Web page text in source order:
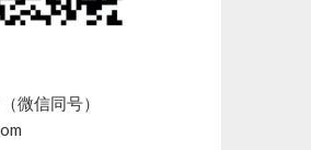
微信同号）